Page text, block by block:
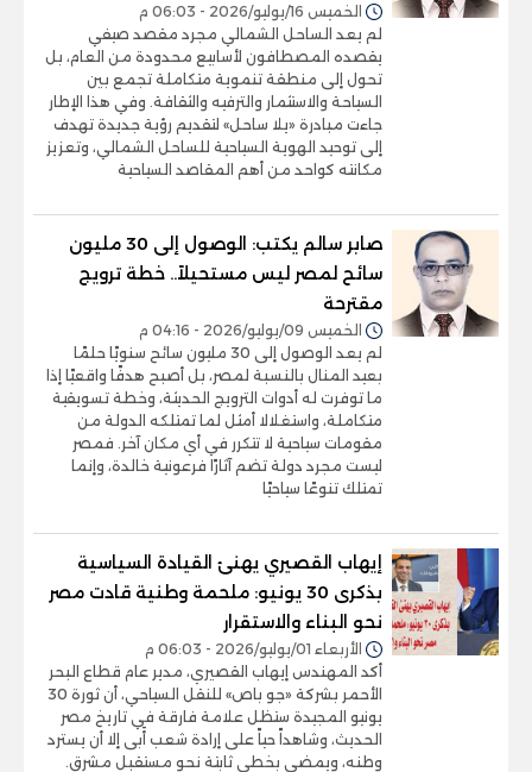
الخميس 16/يوليو/2026 - 06:03 م
لم يعد الساحل الشمالي مجرد مقصد صيفي
يقصده المصطافون لأسابيع محدودة من العام، بل
تحول إلى منطقة تنموية متكاملة تجمع بين
السياحة والاستثمار والترفيه والثقافة. وفي هذا الإطار
جاءت مبادرة «يلا ساحل» لتقديم رؤية جديدة تهدف
إلى توحيد الهوية السياحية للساحل الشمالي، وتعزيز
مكانته كواحد من أهم المقاصد السياحية
صابر سالم يكتب: الوصول إلى 30 مليون
سائح لمصر ليس مستحيلاً.. خطة ترويج
مقترحة
الخميس 09/يوليو/2026 - 04:16 م
لم يعد الوصول إلى 30 مليون سائح سنويًا حلمًا
بعيد المنال بالنسبة لمصر، بل أصبح هدفًا واقعيًا إذا
ما توفرت له أدوات الترويج الحديثة، وخطة تسويقية
متكاملة، واستغلالا أمثل لما تمتلكه الدولة من
مقومات سياحية لا تتكرر في أي مكان آخر. فمصر
ليست مجرد دولة تضم آثارًا فرعونية خالدة، وإنما
تمتلك تنوعًا سياحيًا
إيهاب القصيري يهنئ القيادة السياسية
بذكرى 30 يونيو: ملحمة وطنية قادت مصر
نحو البناء والاستقرار
الأربعاء 01/يوليو/2026 - 06:03 م
أكد المهندس إيهاب القصيري، مدير عام قطاع البحر
الأحمر بشركة «جو باص» للنقل السياحي، أن ثورة 30
يونيو المجيدة ستظل علامة فارقة في تاريخ مصر
الحديث، وشاهداً حياً على إرادة شعب أَبى إلا أن يسترد
وطنه، ويمضي بخطى ثابتة نحو مستقبل مشرق.